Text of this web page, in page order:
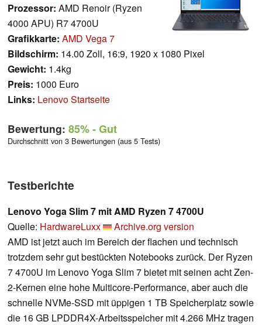
Prozessor: AMD Renoir (Ryzen
4000 APU) R7 4700U
Grafikkarte: AMD Vega 7
Bildschirm: 14.00 Zoll, 16:9, 1920 x 1080 Pixel
Gewicht: 1.4kg
Preis: 1000 Euro
Links: Lenovo Startseite
Bewertung: 85%- Gut
Durchschnitt von 3 Bewertungen (aus 5 Tests)
Testberichte
Lenovo Yoga Slim 7 mit AMD Ryzen 7 4700U
Quelle: HardwareLuxx
Archive.org version
AMD ist jetzt auch im Bereich der flachen und technisch
trotzdem sehr gut bestückten Notebooks zurück. Der Ryzen
7 4700U im Lenovo Yoga Slim 7 bietet mit seinen acht Zen-
2-Kernen eine hohe Multicore-Performance, aber auch die
schnelle NVMe-SSD mit üppigen 1 TB Speicherplatz sowie
die 16 GB LPDDR4X-Arbeitsspeicher mit 4.266 MHz tragen